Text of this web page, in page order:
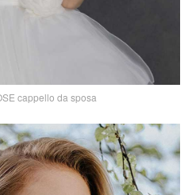
cappello da sposa